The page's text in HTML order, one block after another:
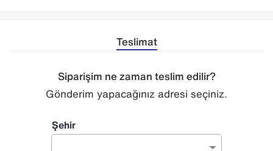
Teslimat
Siparişim ne zaman teslim edilir?
Gönderim yapacağınız adresi seçiniz.
Şehir